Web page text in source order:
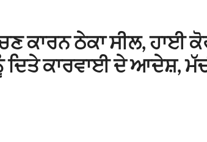
ਕਾਰਨ ਠੇਕਾ ਸੀਲ, ਹਾਈ
ਦਿਤੇ ਕਾਰਵਾਈ ਦੇ ਆਦੇਸ਼,